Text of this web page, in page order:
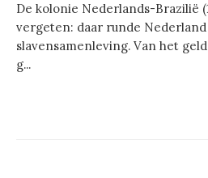
De kolonie Nederlands-Brazilië
vergeten: daar runde
slavensamenleving. Van het
g...